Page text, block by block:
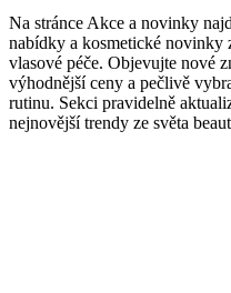
Na stránce Akce a novinky
nabídky a kosmetické novinky
vlasové péče. Objevujte nové
výhodnější ceny a pečlivě
rutinu. Sekci pravidelně
nejnovější trendy ze světa